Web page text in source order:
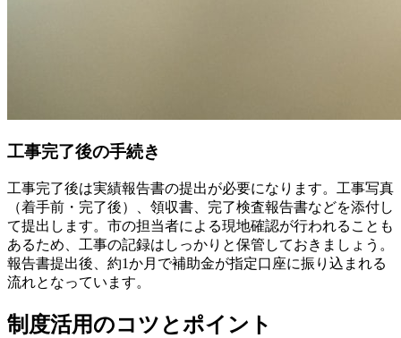
工事完了後の手続き
工事完了後は実績報告書の提出が必要になります。工事写真
（着手前・完了後）、領収書、完了検査報告書などを添付し
て提出します。市の担当者による現地確認が行われることも
あるため、工事の記録はしっかりと保管しておきましょう。
報告書提出後、約1か月で補助金が指定口座に振り込まれる
流れとなっています。
制度活用のコツとポイント